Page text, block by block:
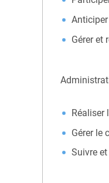
Gérer et
Réaliser
Gérer le
Suivre